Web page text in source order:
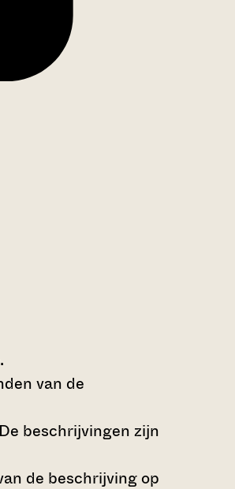
van de
beschrijvingen zijn
de beschrijving op